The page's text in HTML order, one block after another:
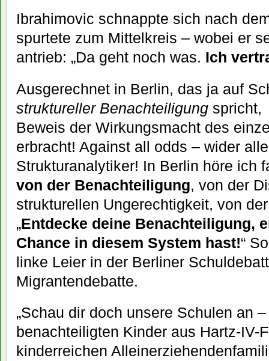
Ibrahimovic schnappte sich nach
spurtete zum Mittelkreis – wobei er
antrieb: „Da geht noch was. Ich
Ausgerechnet in Berlin, das ja auf
struktureller Benachteiligung spricht,
Beweis der Wirkungsmacht des
erbracht! Against all odds – wider
Strukturanalytiker! In Berlin höre ich
von der Benachteiligung, von der
strukturellen Ungerechtigkeit, von
„Entdecke deine Benachteiligung,
Chance in diesem System hast!“
linke Leier in der Berliner
Migrantendebatte.
„Schau dir doch unsere Schulen an
benachteiligten Kinder aus Hartz-IV-
kinderreichen